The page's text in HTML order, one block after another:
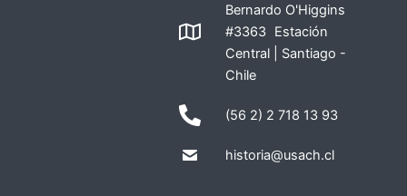
Bernardo O'Higgins
#3363 Estación
Central | Santiago -
Chile
(56 2) 2 718 13 93
historia@usach.cl